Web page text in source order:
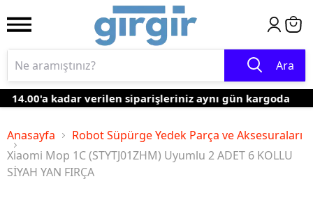
Ara
14.00'a kadar verilen siparişleriniz aynı gün kargoda
Anasayfa
Robot Süpürge Yedek Parça ve Aksesuraları
Xiaomi Mop 1C (STYTJ01ZHM) Uyumlu 2 ADET 6 KOLLU
SİYAH YAN FIRÇA